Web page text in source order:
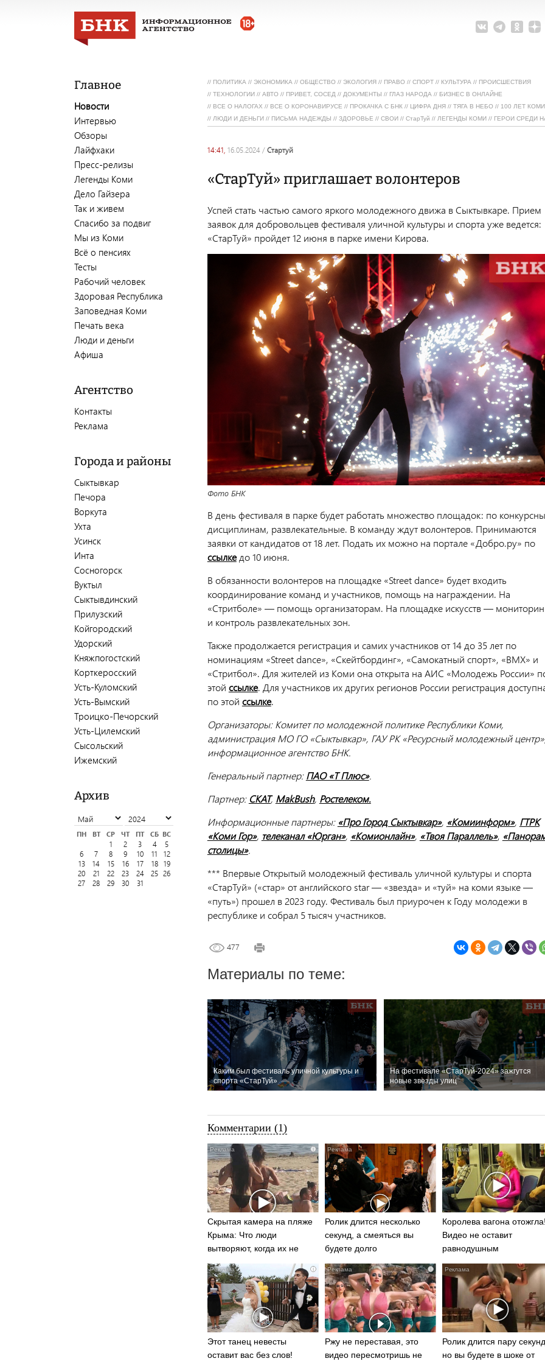
Главное
Новости
Интервью
Обзоры
Лайфхаки
Пресс-релизы
Легенды Коми
Дело Гайзера
Так и живем
Спасибо за подвиг
Мы из Коми
Всё о пенсиях
Тесты
Рабочий человек
Здоровая Республика
Заповедная Коми
Печать века
Люди и деньги
Афиша
Агентство
Контакты
Реклама
Города и районы
Сыктывкар
Печора
Воркута
Ухта
Усинск
Инта
Сосногорск
Вуктыл
Сыктывдинский
Прилузский
Койгородский
Удорский
Княжпогостский
Корткеросский
Усть-Куломский
Усть-Вымский
Троицко-Печорский
Усть-Цилемский
Сысольский
Ижемский
Архив
ПН ВТ СР ЧТ ПТ СБ ВС
1
2 3 4
5
6
7 8 9 10 11
12
13
14 15 16 17 18
19
20
21 22 23 24 25 26
27
28 29 30 31
// ПОЛИТИКА // ЭКОНОМИКА // ОБЩЕСТВО // ЭКОЛОГИЯ // ПРАВО // СПОРТ // КУЛЬТУРА // ПРОИСШЕСТВИЯ
// ТЕХНОЛОГИИ // АВТО // ПРИВЕТ, СОСЕД // ДОКУМЕНТЫ // ГЛАЗ НАРОДА // БИЗНЕС В ОНЛАЙНЕ
// ВСЕ О НАЛОГАХ // ВСЕ О КОРОНАВИРУСЕ // ПРОКАЧКА С БНК // ЦИФРА ДНЯ // ТЯГА В НЕБО // 100 ЛЕТ КОМИ
// ЛЮДИ И ДЕНЬГИ // ПИСЬМА НАДЕЖДЫ // ЗДОРОВЬЕ // СВОИ // СтарТуй // ЛЕГЕНДЫ КОМИ // ГЕРОИ СРЕДИ
14:41, 16.05.2024 / стартуй
«СтарТуй» приглашает волонтеров
Успей стать частью самого яркого молодежного движа в Сыктывкаре. Прием
заявок для добровольцев фестиваля уличной культуры и спорта уже ведется:
«СтарТуй» пройдет 12 июня в парке имени Кирова.
Фото БНК
В день фестиваля в парке будет работать множество площадок: по
дисциплинам, развлекательные. В команду ждут волонтеров. Принимаются
заявки от кандидатов от 18 лет. Подать их можно на портале «Добро.ру» по
ссылкедо 10 июня.
В обязанности волонтеров на площадке «Street dance» будет входить
координирование команд и участников, помощь на награждении. На
«Стритболе» — помощь организаторам. На площадке искусств —
и контроль развлекательных зон.
Также продолжается регистрация и самих участников от 14 до 35 лет по
номинациям «Street dance», «Скейтбординг», «Самокатный спорт», «BMX» и
«Стритбол». Для жителей из Коми она открыта на АИС «Молодежь России»
этой ссылке. Для участников их других регионов России регистрация
по этой ссылке.
Организаторы: Комитет по молодежной политике Республики Коми,
администрация МО ГО «Сыктывкар», ГАУ РК «Ресурсный молодежный
информационное агентство БНК.
Генеральный партнер:ПАО «Т Плюс».
Партнер: СКАТ, MakBush, Ростелеком.
Информационные партнеры: «Про Город Сыктывкар», «Комиинформ», ГТРК
«Коми Гор», телеканал «Юрган», «Комионлайн», «Твоя Параллель»,
столицы».
*** Впервые Открытый молодежный фестиваль уличной культуры и спорта
«СтарТуй» («стар» от английского star — «звезда» и «туй» на коми языке —
«путь») прошел в 2023 году. Фестиваль был приурочен к Году молодежи в
республике и собрал 5 тысяч участников.
477
Материалы по теме:
Каким был фестиваль уличной культуры и
спорта «СтарТуй»
На фестивале «СтарТуй-2024» зажгутся
новые звезды улиц
Комментарии (1)
i
Скрытая камера на пляже
Крыма: Что люди
вытворяют, когда их не
видят...
i
Ролик длится несколько
секунд, а смеяться вы
будете долго
Королева вагона
Видео не оставит
равнодушным
i
Этот танец невесты
оставит вас без слов!
i
Ржу не переставая, это
видео пересмотришь не
Ролик длится пару
но вы будете в шоке от